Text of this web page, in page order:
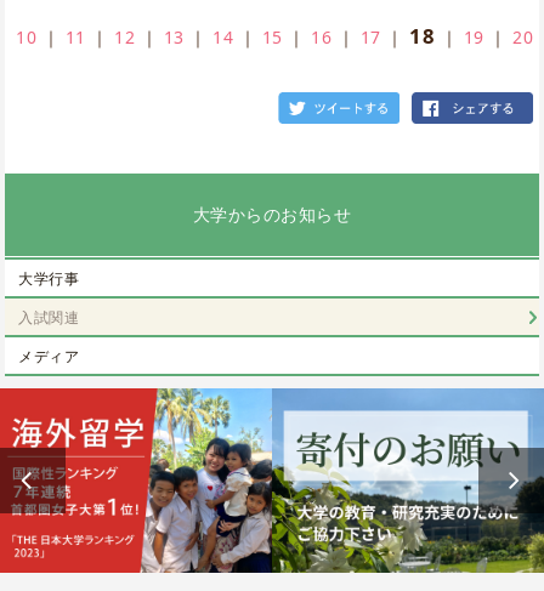
10 ｜ 11 ｜ 12 ｜ 13 ｜ 14 ｜ 15 ｜ 16 ｜ 17 ｜ 18 ｜ 19 ｜20
大学からのお知らせ
大学行事
入試関連
メディア